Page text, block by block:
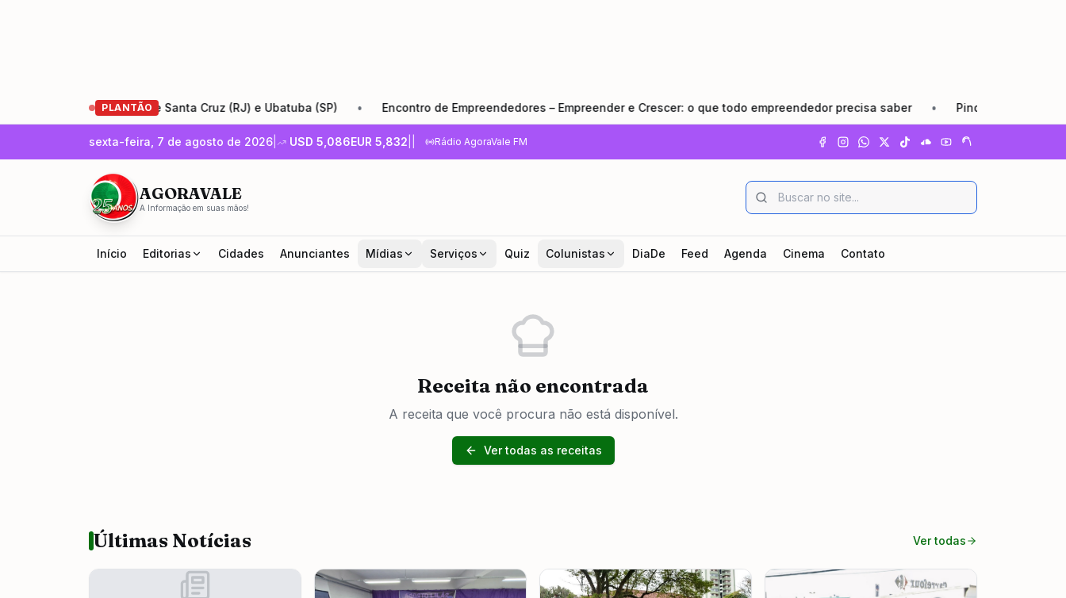
PLANTÃO
Rio-Santos entre Santa Cruz (RJ) e Ubatuba (SP) • Encontro de Empreendedores – Empreender e Crescer: o que todo empreendedor precisa saber • Pindamonhangaba lança
sexta-feira, 7 de agosto de 2026 USD 5,086EUR 5,832 Rádio AgoraVale FM
AGORAVALE
A Informação em suas mãos!
Início Editorias Cidades Anunciantes Mídias Serviços Quiz Colunistas DiaDe Feed Agenda Cinema Contato
Receita não encontrada
A receita que você procura não está disponível.
Ver todas as receitas
Últimas Notícias Ver todas